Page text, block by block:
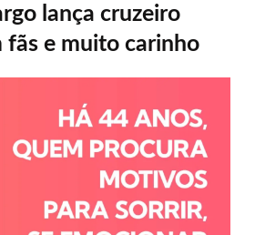
lança cruzeiro
e muito carinho